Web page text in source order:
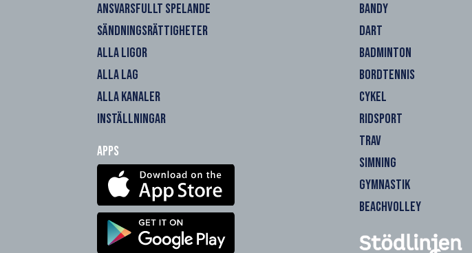
ANSVARSFULLT SPELANDE
SÄNDNINGSRÄTTIGHETER
ALLA LIGOR
ALLA LAG
ALLA KANALER
INSTÄLLNINGAR
Apps
BANDY
DART
BADMINTON
BORDTENNIS
CYKEL
RIDSPORT
TRAV
SIMNING
GYMNASTIK
BEACHVOLLEY